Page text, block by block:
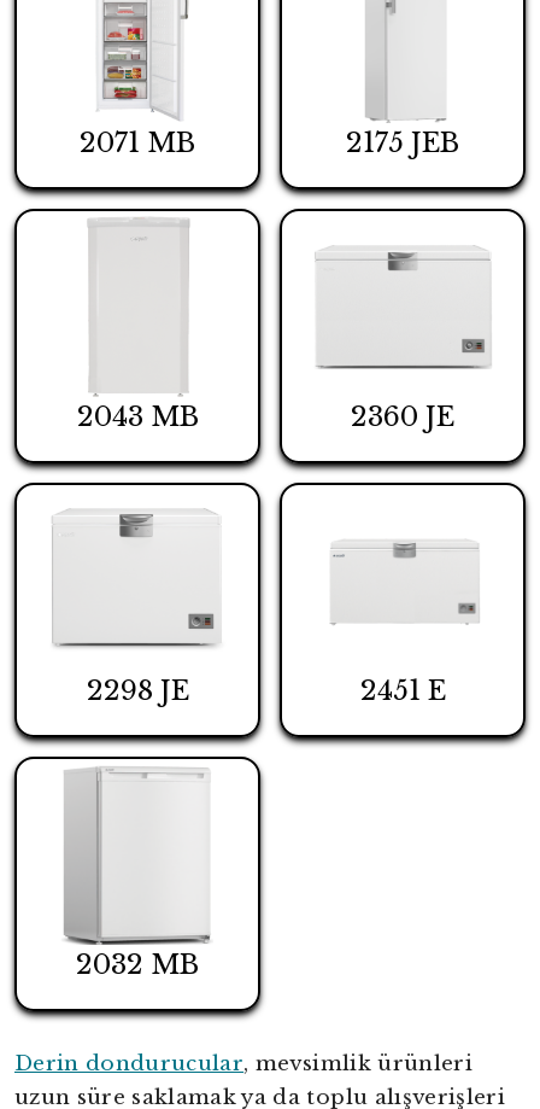
2071 MB 2175 JEB
2043 MB 2360 JE
2298 JE 2451 E
2032 MB
Derin dondurucular, mevsimlik ürünleri
uzun süre saklamak ya da toplu alışverişleri